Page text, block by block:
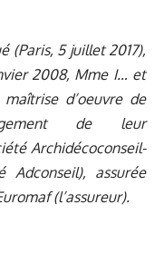
(Paris, 5 juillet 2017),
2008, Mme I… et
d’oeuvre de
de leur
Archidécoconseil-
Adconseil), assurée
(l’assureur).